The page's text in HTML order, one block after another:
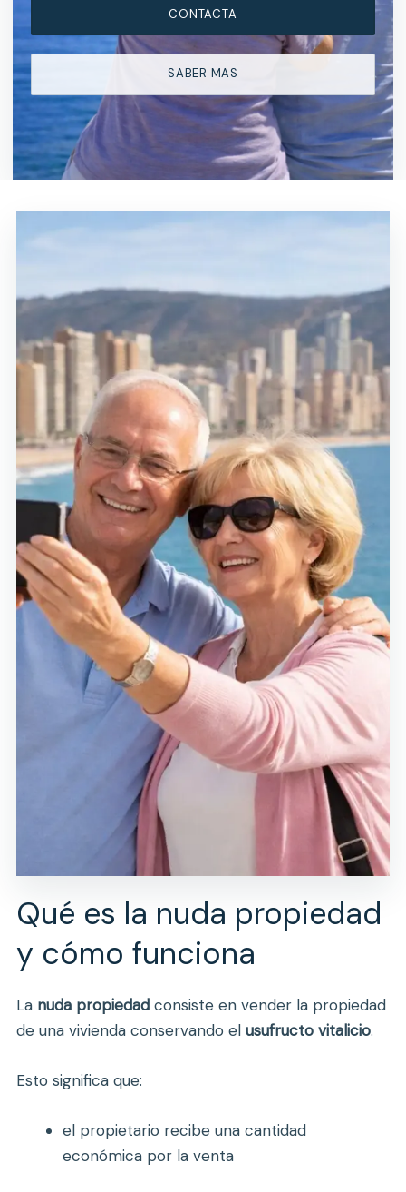
CONTACTA
SABER MAS
Qué es la nuda propiedad
y cómo funciona
La nuda propiedad consiste en vender la propiedad
de una vivienda conservando el usufructo vitalicio.
Esto significa que:
el propietario recibe una cantidad
económica por la venta